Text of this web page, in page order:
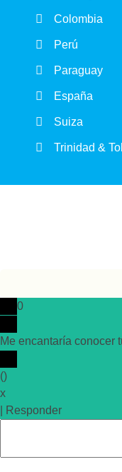
Colombia
Perú
Paraguay
España
Suiza
Trinidad &
0
Me encantaría conocer
()
x
Responder